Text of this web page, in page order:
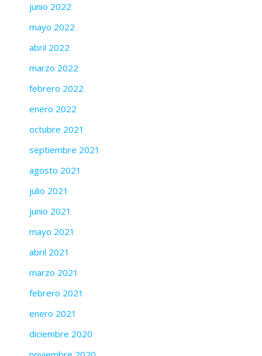
junio 2022
mayo 2022
abril 2022
marzo 2022
febrero 2022
enero 2022
octubre 2021
septiembre 2021
agosto 2021
julio 2021
junio 2021
mayo 2021
abril 2021
marzo 2021
febrero 2021
enero 2021
diciembre 2020